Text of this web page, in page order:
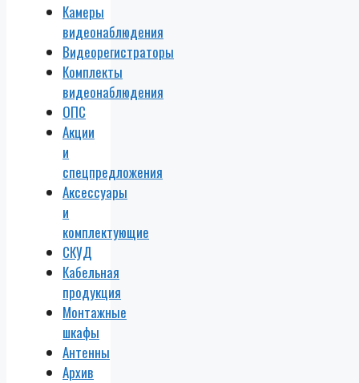
Камеры
видеонаблюдения
Видеорегистраторы
Комплекты
видеонаблюдения
ОПС
Акции
и
спецпредложения
Аксессуары
и
комплектующие
СКУД
Кабельная
продукция
Монтажные
шкафы
Антенны
Архив